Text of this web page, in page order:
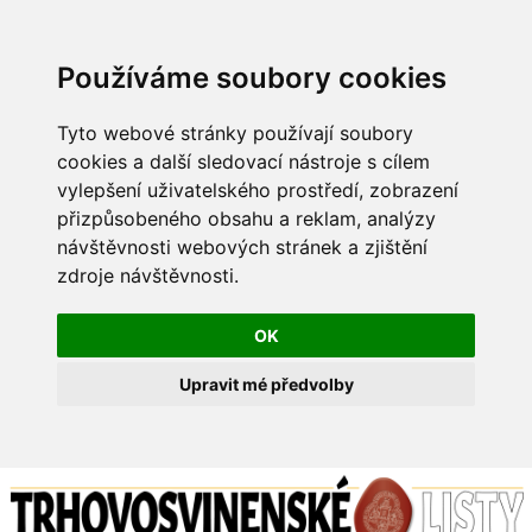
Používáme soubory cookies
Tyto webové stránky používají soubory
cookies a další sledovací nástroje s cílem
vylepšení uživatelského prostředí, zobrazení
přizpůsobeného obsahu a reklam, analýzy
návštěvnosti webových stránek a zjištění
zdroje návštěvnosti.
OK
Upravit mé předvolby